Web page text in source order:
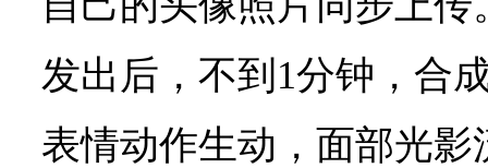
发出后，不到1分钟，合
表情动作生动，面部光